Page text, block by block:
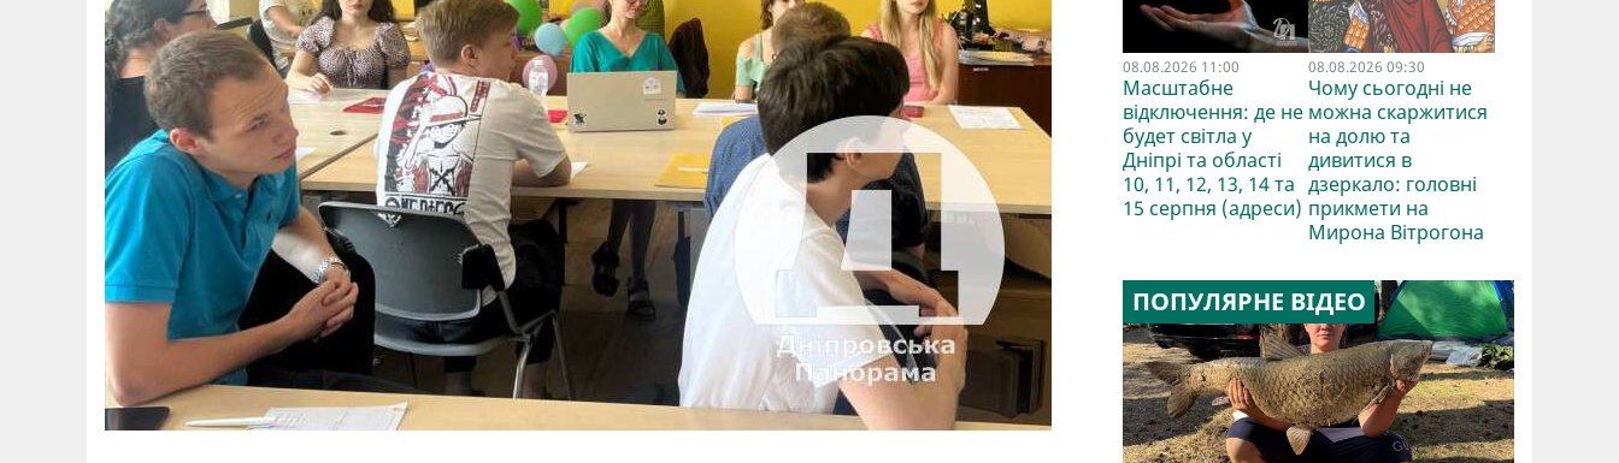
08.08.2026 11:00
Масштабне
відключення: де не
будет світла у
Дніпрі та області
10, 11, 12, 13, 14 та
15 серпня (адреси)
08.08.2026 09:30
Чому сьогодні не
можна скаржитися
на долю та
дивитися в
дзеркало: головні
прикмети на
Мирона Вітрогона
ПОПУЛЯРНЕ ВІДЕО